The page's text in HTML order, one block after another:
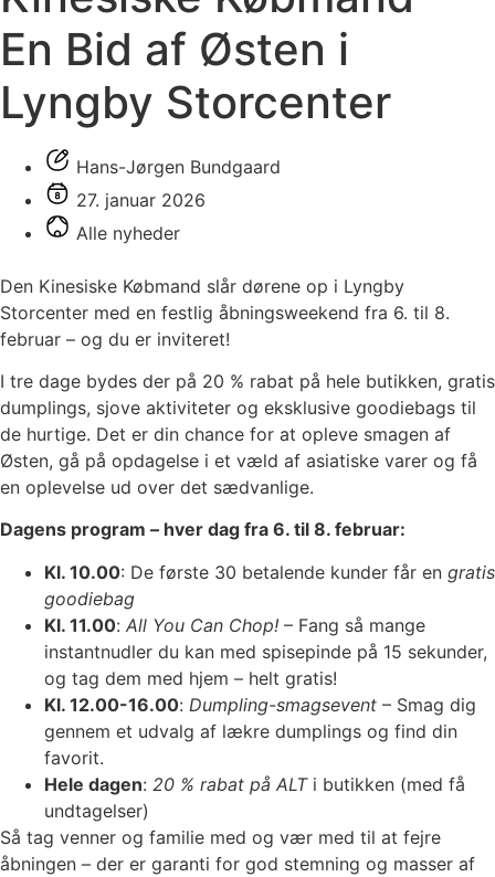
En Bid af Østen i
Lyngby Storcenter
Hans-Jørgen Bundgaard
27. januar 2026
Alle nyheder
Den Kinesiske Købmand slår dørene op i Lyngby
Storcenter med en festlig åbningsweekend fra 6. til 8.
februar – og du er inviteret!
I tre dage bydes der på 20 % rabat på hele butikken, gratis
dumplings, sjove aktiviteter og eksklusive goodiebags til
de hurtige. Det er din chance for at opleve smagen af
Østen, gå på opdagelse i et væld af asiatiske varer og få
en oplevelse ud over det sædvanlige.
Dagens program – hver dag fra 6. til 8. februar:
Kl. 10.00: De første 30 betalende kunder får en gratis
goodiebag
Kl. 11.00: All You Can Chop! – Fang så mange
instantnudler du kan med spisepinde på 15 sekunder,
og tag dem med hjem – helt gratis!
Kl. 12.00-16.00: Dumpling-smagsevent – Smag dig
gennem et udvalg af lækre dumplings og find din
favorit.
Hele dagen: 20 % rabat på ALTi butikken (med få
undtagelser)
Så tag venner og familie med og vær med til at fejre
åbningen – der er garanti for god stemning og masser af